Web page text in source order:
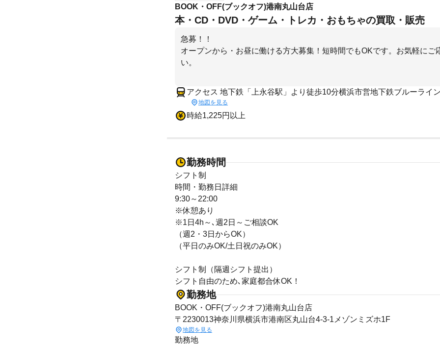
BOOK・OFF(ブックオフ)港南丸山台店
本・CD・DVD・ゲーム・トレカ・おもちゃの買取・販売
急募！！
オープンから・お昼に働ける方大募集！短時間でもOKです。お気軽にご
い。
アクセス 地下鉄「上永谷駅」より徒歩10分横浜市営地下鉄ブルーライ
地図を見る
時給1,225円以上
勤務時間
シフト制
時間・勤務日詳細
9:30～22:00
※休憩あり
※1日4h～､週2日～ご相談OK
（週2・3日からOK）
（平日のみOK/土日祝のみOK）
シフト制（隔週シフト提出）
シフト自由のため､家庭都合休OK！
勤務地
BOOK・OFF(ブックオフ)港南丸山台店
〒2230013神奈川県横浜市港南区丸山台4-3-1メゾンミズホ1F
地図を見る
勤務地